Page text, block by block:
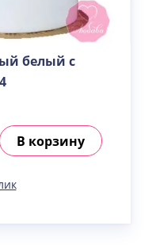
белый с
В корзину